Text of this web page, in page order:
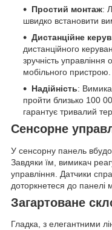
Простий монтаж:
швидко встановити
Дистанційне
дистанційного
зручність
мобільного пристрою.
Надійність:
пройти близько 100
гарантує тривалий
Сенсорне
У сенсорну панель
Завдяки їм, вимикач
управління. Датчики
доторкнетеся до панелі
Загартоване
Гладка, з елегантними